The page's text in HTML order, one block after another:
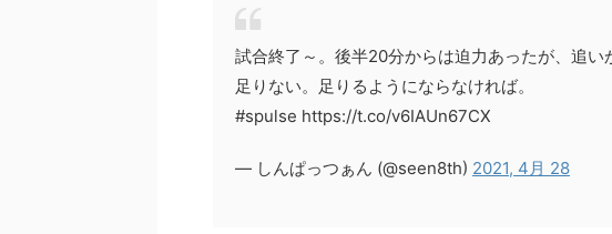
試合終了～。後半20分からは迫力あったが、追
足りない。足りるようにならなければ。
#spulse https://t.co/v6IAUn67CX
— しんぱっつぁん (@seen8th) 2021, 4月 28